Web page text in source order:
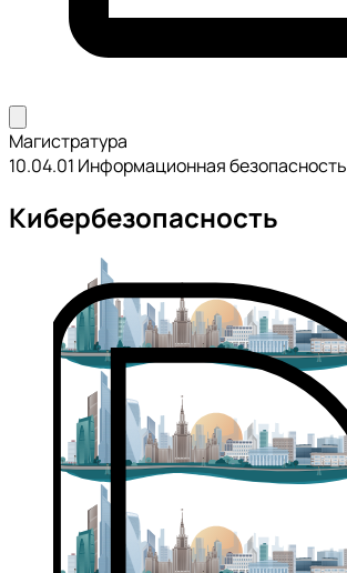
Магистратура
10.04.01 Информационная безопасность
Кибербезопасность